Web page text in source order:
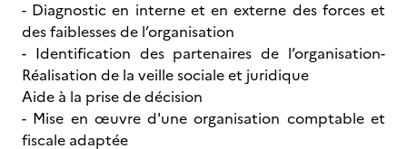
- Diagnostic en interne et en externe des forces et
des faiblesses de l’organisation
- Identification des partenaires de l’organisation-
Réalisation de la veille sociale et juridique
Aide à la prise de décision
- Mise en œuvre d'une organisation comptable et
fiscale adaptée